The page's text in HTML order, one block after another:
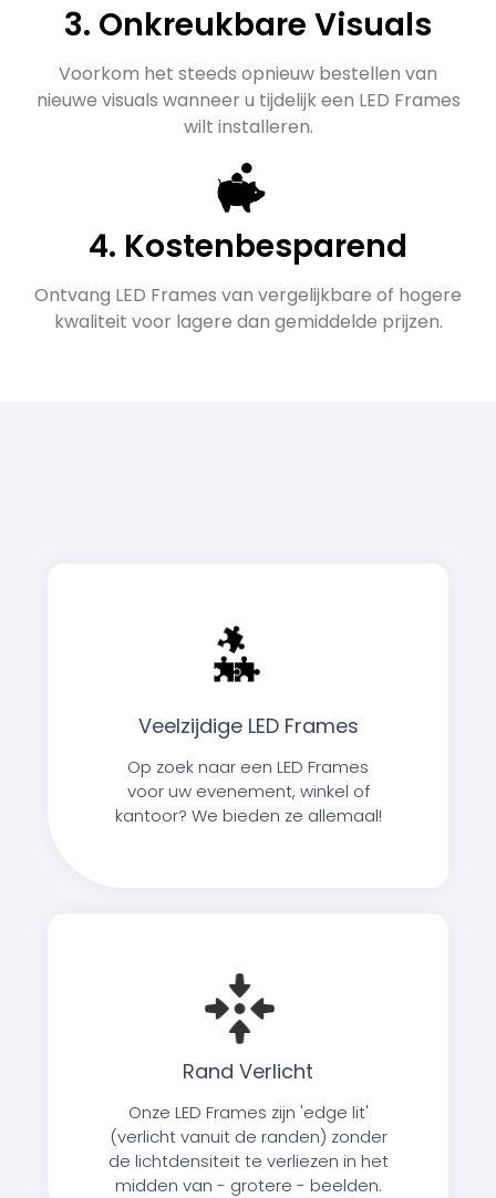
3. Onkreukbare Visuals
Voorkom het steeds opnieuw bestellen van
nieuwe visuals wanneer u tijdelijk een LED Frames
wilt installeren.
4. Kostenbesparend
Ontvang LED Frames van vergelijkbare of hogere
kwaliteit voor lagere dan gemiddelde prijzen.
Veelzijdige LED Frames
Op zoek naar een LED Frames
voor uw evenement, winkel of
kantoor? We bieden ze allemaal!
Rand Verlicht
Onze LED Frames zijn 'edge lit'
(verlicht vanuit de randen) zonder
de lichtdensiteit te verliezen in het
midden van - grotere - beelden.